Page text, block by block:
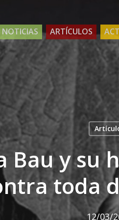
NOTICIAS ARTÍCULOS
Bau y su
toda
12/03/